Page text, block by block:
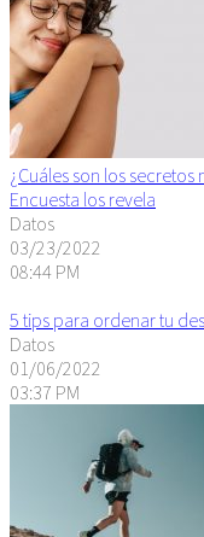
¿Cuáles son los
Encuesta los revela
Datos
03/23/2022
08:44 PM
5 tips para ordenar tu
Datos
01/06/2022
03:37 PM